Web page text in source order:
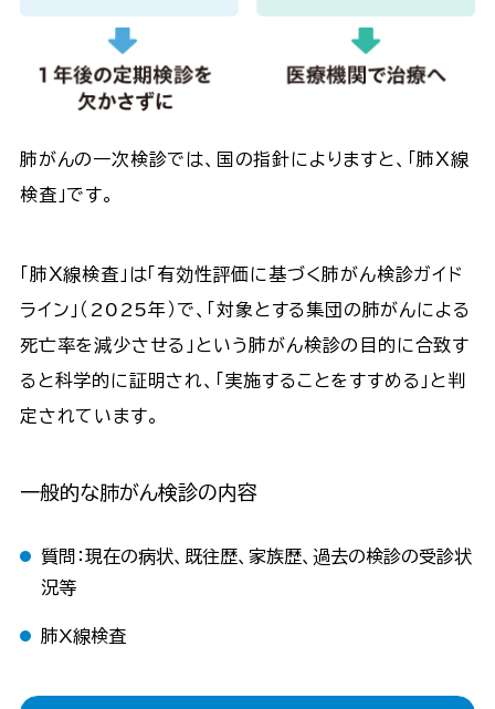
肺がんの一次検診では、国の指針によりますと、「肺Ｘ線
検査」です。
「肺Ｘ線検査」は「有効性評価に基づく肺がん検診ガイド
ライン」（2025年）で、「対象とする集団の肺がんによる
死亡率を減少させる」という肺がん検診の目的に合致す
ると科学的に証明され、「実施することをすすめる」と判
定されています。
一般的な肺がん検診の内容
質問：現在の病状、既往歴、家族歴、過去の検診の受診状
況等
肺X線検査